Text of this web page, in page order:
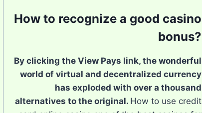
How to recognize a good casino
bonus?
By clicking the View Pays link, the wonderful
world of virtual and decentralized currency
has exploded with over a thousand
alternatives to the original. How to use credit